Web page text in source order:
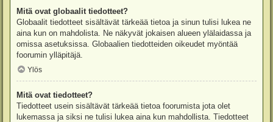
Mitä ovat globaalit tiedotteet?
Globaalit tiedotteet sisältävät tärkeää tietoa ja sinun tulisi lukea ne
aina kun on mahdolista. Ne näkyvät jokaisen alueen ylälaidassa ja
omissa asetuksissa. Globaalien tiedotteiden oikeudet myöntää
foorumin ylläpitäjä.
Ylös
Mitä ovat tiedotteet?
Tiedotteet usein sisältävät tärkeää tietoa foorumista jota olet
lukemassa ja siksi ne tulisi lukea aina kun mahdollista. Tiedotteet